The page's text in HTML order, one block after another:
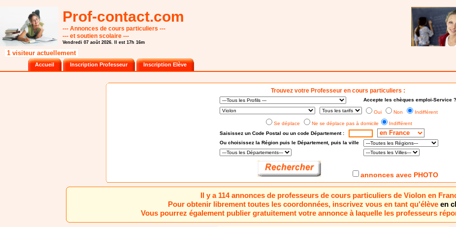
Prof-contact.com
--- Annonces de cours particuliers ---
--- et soutien scolaire ---
Vendredi 07 août 2026. Il est 17h 16m
1 visiteur actuellement
Accueil Inscription Professeur Inscription Elève
Trouvez votre Professeur en cours particuliers :
Accepte les chèques emploi-Service ?
Oui Non Indifférent
Se déplace Ne se déplace pas à domicile
Indifférent
Saisissez un Code Postal ou un code Département :
Ou choisissez la Région puis le Département, puis la ville
annonces avec PHOTO
Il y a 114 annonces de professeurs de cours particuliers de Violon en
Pour obtenir librement toutes les coordonnées, inscrivez vous en tant qu'élève en
Vous pourrez également publier gratuitement votre annonce à laquelle les professeurs